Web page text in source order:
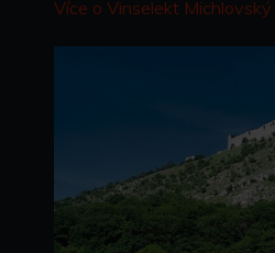
Více o Vinselekt Michlovský